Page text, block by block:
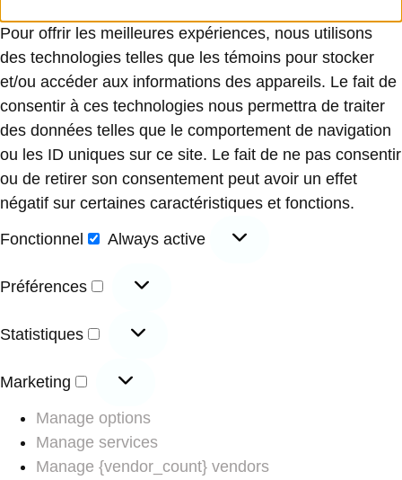
Pour offrir les meilleures expériences, nous utilisons
des technologies telles que les témoins pour stocker
et/ou accéder aux informations des appareils. Le fait de
consentir à ces technologies nous permettra de traiter
des données telles que le comportement de navigation
ou les ID uniques sur ce site. Le fait de ne pas consentir
ou de retirer son consentement peut avoir un effet
négatif sur certaines caractéristiques et fonctions.
Fonctionnel
Always active
Préférences
Statistiques
Marketing
Manage options
Manage services
Manage {vendor_count} vendors